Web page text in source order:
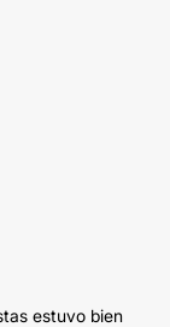
estuvo bien